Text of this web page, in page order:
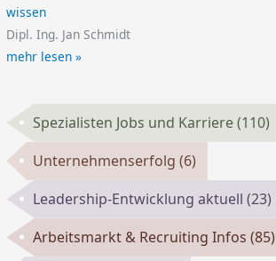
wissen
Dipl. Ing. Jan Schmidt
mehr lesen »
Spezialisten Jobs und Karriere(110)
Unternehmenserfolg(6)
Leadership-Entwicklung aktuell(23)
Arbeitsmarkt & Recruiting Infos(85)